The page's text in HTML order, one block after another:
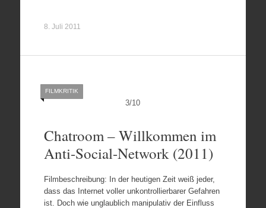
8. Juli 2011
3/10
FILMKRITIK
Chatroom – Willkommen im
Anti-Social-Network (2011)
Filmbeschreibung: In der heutigen Zeit weiß jeder,
dass das Internet voller unkontrollierbarer Gefahren
ist. Doch wie unglaublich manipulativ der Einfluss